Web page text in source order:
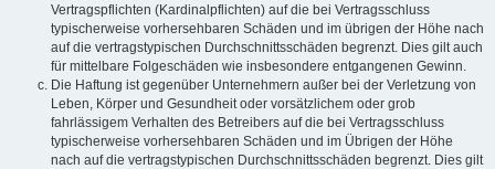
Vertragspflichten (Kardinalpflichten) auf die bei Vertragsschluss
typischerweise vorhersehbaren Schäden und im übrigen der Höhe nach
auf die vertragstypischen Durchschnittsschäden begrenzt. Dies gilt auch
für mittelbare Folgeschäden wie insbesondere entgangenen Gewinn.
Die Haftung ist gegenüber Unternehmern außer bei der Verletzung von
Leben, Körper und Gesundheit oder vorsätzlichem oder grob
fahrlässigem Verhalten des Betreibers auf die bei Vertragsschluss
typischerweise vorhersehbaren Schäden und im Übrigen der Höhe
nach auf die vertragstypischen Durchschnittsschäden begrenzt. Dies gilt